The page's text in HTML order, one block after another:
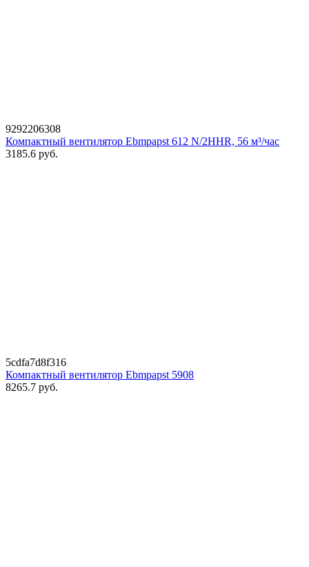
9292206308
Компактный вентилятор Ebmpapst 612 N/2HHR, 56 м³/час
3185.6 руб.
5cdfa7d8f316
Компактный вентилятор Ebmpapst 5908
8265.7 руб.